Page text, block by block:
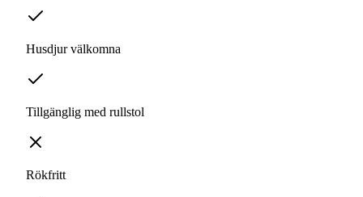
Husdjur välkomna
Tillgänglig med rullstol
Rökfritt